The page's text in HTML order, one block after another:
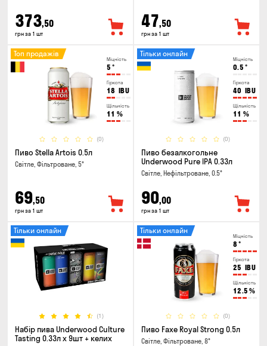
373,50
грн за 1 шт
47,50
грн за 1 шт
Міцність
5 °
Гіркота
18 IBU
Щільність
11 %
(0)
Топ продажів
Пиво Stella Artois 0.5л
Світле, Фільтроване, 5°
69,50
грн за 1 шт
Міцність
0.5 °
Гіркота
40 IBU
Щільність
11 %
(0)
Тільки онлайн
Пиво безалкогольне
Underwood Pure IPA 0.33л
Світле, Нефільтроване, 0.5°
90,00
грн за 1 шт
(1)
Тільки онлайн
Набір пива Underwood Culture
Tasting 0.33л x 9шт + келих
Міцність
8 °
Гіркота
25 IBU
Щільність
12.5 %
(0)
Тільки онлайн
Пиво Faxe Royal Strong 0.5л
Світле, Фільтроване, 8°